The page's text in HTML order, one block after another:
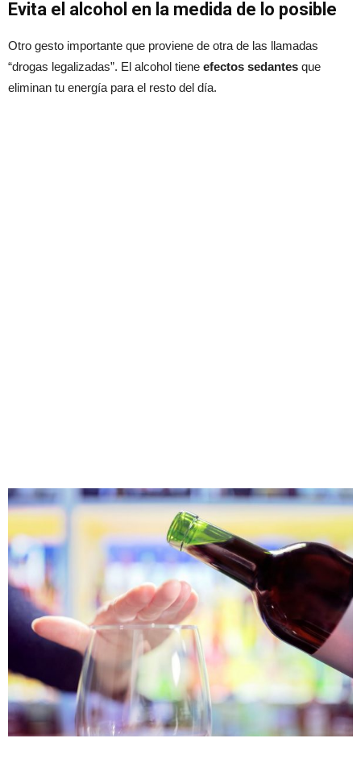
Evita el alcohol en la medida de lo posible
Otro gesto importante que proviene de otra de las llamadas
“drogas legalizadas”. El alcohol tiene efectos sedantes que
eliminan tu energía para el resto del día.